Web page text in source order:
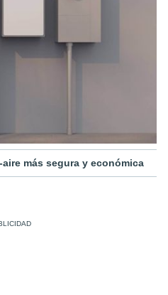
más segura y económica